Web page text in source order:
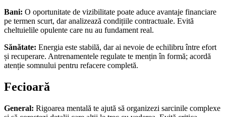
Bani: O oportunitate de vizibilitate poate aduce avantaje financiare
pe termen scurt, dar analizează condițiile contractuale. Evită
cheltuielile opulente care nu au fundament real.
Sănătate: Energia este stabilă, dar ai nevoie de echilibru între efort
și recuperare. Antrenamentele regulate te mențin în formă; acordă
atenție somnului pentru refacere completă.
Fecioară
General: Rigoarea mentală te ajută să organizezi sarcinile complexe